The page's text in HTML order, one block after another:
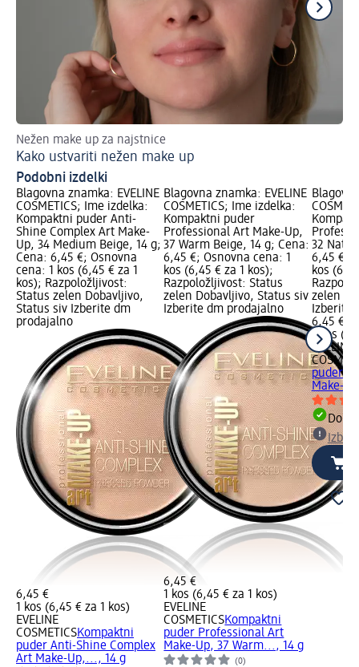
Nežen make up za najstnice
Kako ustvariti nežen make up
Podobni izdelki
Blagovna znamka: EVELINE
COSMETICS; Ime izdelka:
Kompaktni puder Anti-
Shine Complex Art Make-
Up, 34 Medium Beige, 14 g;
Cena: 6,45 €; Osnovna
cena: 1 kos (6,45 € za 1
kos); Razpoložljivost:
Status zelen Dobavljivo,
Status siv Izberite dm
prodajalno
6,45 €
1 kos (6,45 € za 1 kos)
EVELINE
COSMETICSKompaktni
puder Anti-Shine Complex
Art Make-Up,..., 14 g
Blagovna znamka: EVELINE
COSMETICS; Ime izdelka:
Kompaktni puder
Professional Art Make-Up,
37 Warm Beige, 14 g; Cena:
6,45 €; Osnovna cena: 1
kos (6,45 € za 1 kos);
Razpoložljivost: Status
zelen Dobavljivo, Status siv
Izberite dm prodajalno
6,45 €
1 kos (6,45 € za 1 kos)
EVELINE
COSMETICSKompaktni
puder Professional Art
Make-Up, 37 Warm..., 14 g
(0)
32
6,45 €;
kos
zelen
Izberite
6,45 €
1 kos
EVELINE
puder
Make-